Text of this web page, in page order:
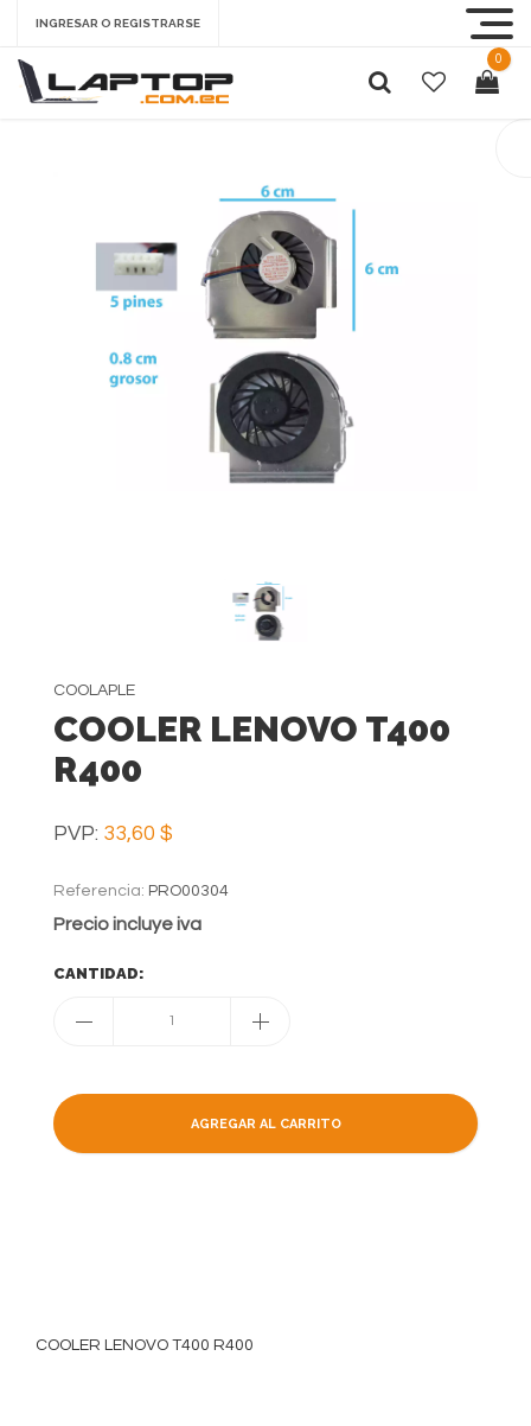
INGRESAR O REGISTRARSE
0
COOLAPLE
COOLER LENOVO T400
R400
PVP: 33,60 $
Referencia: PRO00304
Precio incluye iva
CANTIDAD:
1
AGREGAR AL CARRITO
COOLER LENOVO T400 R400